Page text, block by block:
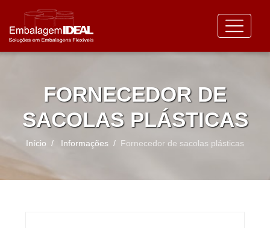
FORNECEDOR DE
SACOLAS PLÁSTICAS
Início Informações Fornecedor de sacolas plásticas